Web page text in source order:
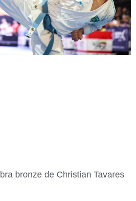
bronze de Christian Tavares